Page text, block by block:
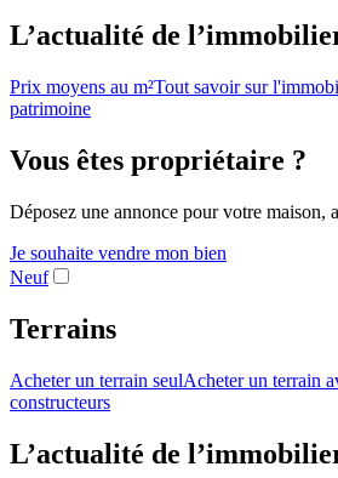
L’actualité de
Prix moyens au m²Tout savoir sur
patrimoine
Vous êtes propriétaire ?
Déposez une annonce pour votre maison,
Je souhaite vendre mon bien
Neuf
Terrains
Acheter un terrain seulAcheter un terrain
constructeurs
L’actualité de